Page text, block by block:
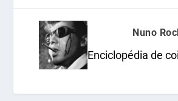
Nuno
Enciclopédia de